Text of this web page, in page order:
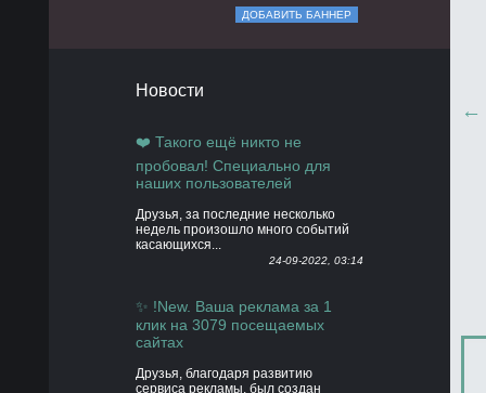
ДОБАВИТЬ БАННЕР
Новости
❤️ Такого ещё никто не
пробовал! Специально для
наших пользователей
Друзья, за последние несколько
недель произошло много событий
касающихся...
24-09-2022, 03:14
✨ !New. Ваша реклама за 1
клик на 3079 посещаемых
сайтах
Друзья, благодаря развитию
сервиса рекламы, был создан
←